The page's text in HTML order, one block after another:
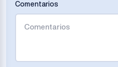
Comentarios